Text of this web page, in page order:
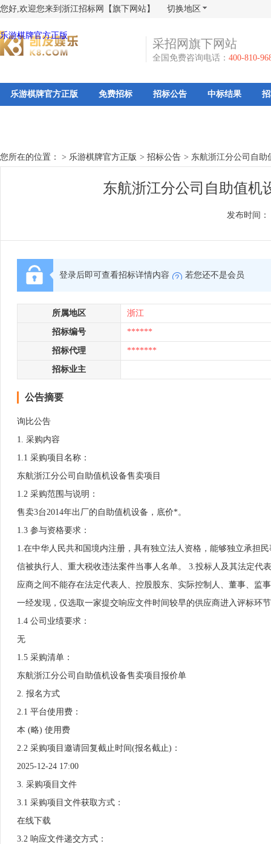
您好,欢迎您来到浙江招标网【旗下网站】 切换地区
乐游棋牌官方正版
采招网旗下网站
全国免费咨询电话： 400-810-
乐游棋牌官方正版 免费招标 招标公告 中标结果
您所在的位置： > 乐游棋牌官方正版 > 招标公告 > 东航浙江分公司自助
东航浙江分公司自助值机
发布时间：
登录后即可查看招标详情内容 若您还不是会员
所属地区 浙江
招标编号 ******
招标代理 *******
招标业主
公告摘要
询比公告
1. 采购内容
1.1 采购项目名称：
东航浙江分公司自助值机设备售卖项目
1.2 采购范围与说明：
售卖3台2014年出厂的自助值机设备，底价*。
1.3 参与资格要求：
1.在中华人民共和国境内注册，具有独立法人资格，能够独立承担
信被执行人、重大税收违法案件当事人名单。 3.投标人及其法定代
应商之间不能存在法定代表人、控股股东、实际控制人、董事、监
一经发现，仅选取一家提交响应文件时间较早的供应商进入评标环
1.4 公司业绩要求：
无
1.5 采购清单：
东航浙江分公司自助值机设备售卖项目报价单
2. 报名方式
2.1 平台使用费：
本 (略) 使用费
2.2 采购项目邀请回复截止时间(报名截止)：
2025-12-24 17:00
3. 采购项目文件
3.1 采购项目文件获取方式：
在线下载
3.2 响应文件递交方式：